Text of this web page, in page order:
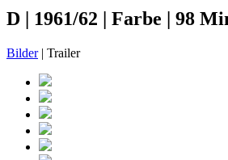
D | 1961/62 | Farbe | 98
Bilder| Trailer